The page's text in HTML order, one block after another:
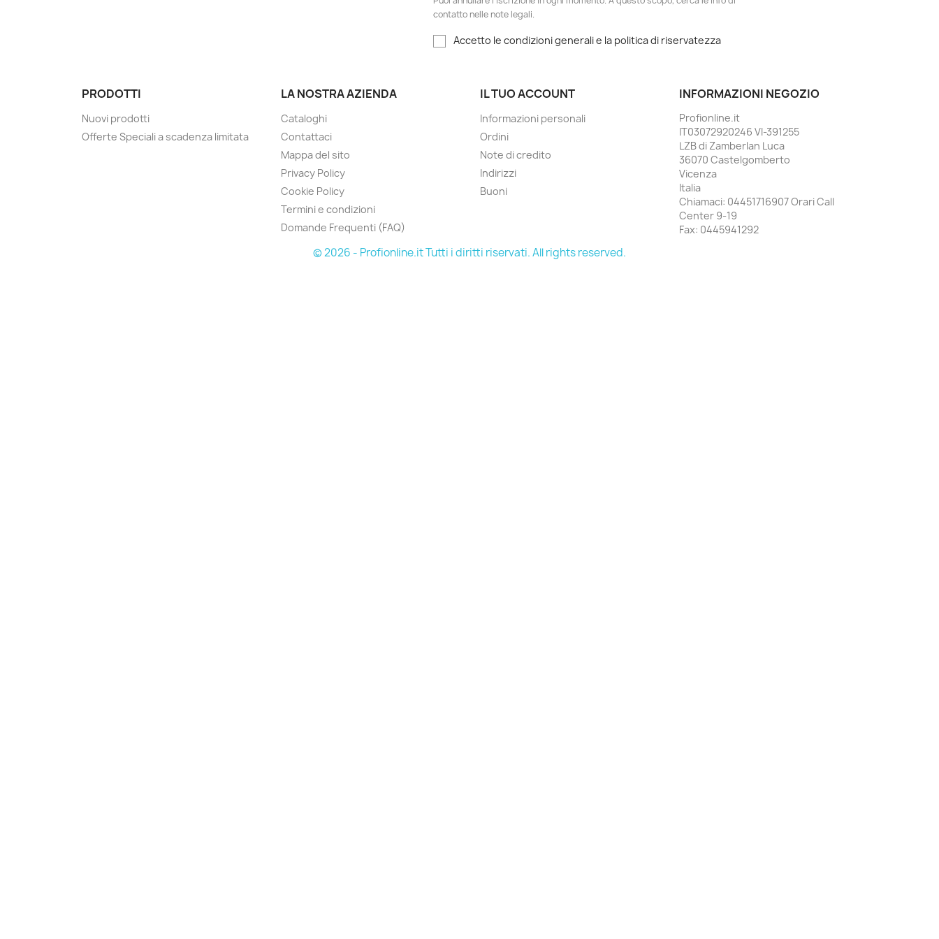
contatto nelle note legali.
Accetto le condizioni generali e la politica di riservatezza
PRODOTTI
Nuovi prodotti
Offerte Speciali a scadenza limitata
LA NOSTRA AZIENDA
Cataloghi
Contattaci
Mappa del sito
Privacy Policy
Cookie Policy
Termini e condizioni
Domande Frequenti (FAQ)
IL TUO ACCOUNT
Informazioni personali
Ordini
Note di credito
Indirizzi
Buoni
INFORMAZIONI NEGOZIO
Profionline.it
IT03072920246 VI-391255
LZB di Zamberlan Luca
36070 Castelgomberto
Vicenza
Italia
Chiamaci: 04451716907 Orari Call
Center 9-19
Fax: 0445941292
© 2026 - Profionline.it Tutti i diritti riservati. All rights reserved.